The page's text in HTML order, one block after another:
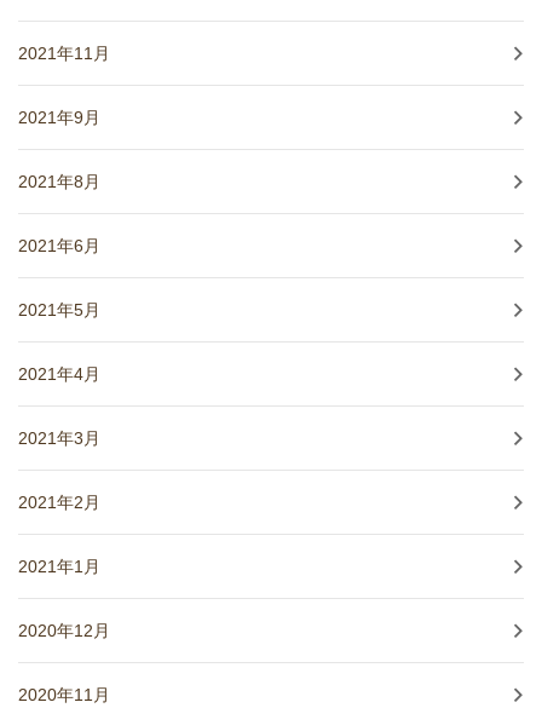
2021年11月
2021年9月
2021年8月
2021年6月
2021年5月
2021年4月
2021年3月
2021年2月
2021年1月
2020年12月
2020年11月